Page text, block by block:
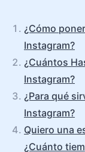
¿Cómo
Instagram?
¿Cuántos
Instagram?
¿Para qué
Instagram?
Quiero una
¿Cuánto